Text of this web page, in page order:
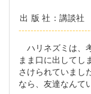
出版社 ：講談社
ハリネズミは、
まま口に出してし
さけられていまし
なら、友達なんて